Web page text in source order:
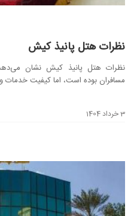
نظرات هتل پانیذ کیش
نظرات هتل پانیذ کیش نشان
مسافران بوده است، اما کیفیت خدمات
3 خرداد 1404